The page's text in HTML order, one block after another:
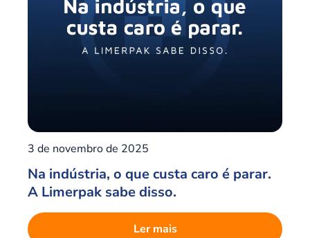
3 de novembro de 2025
Na indústria, o que custa caro é parar.
A Limerpak sabe disso.
Ler mais